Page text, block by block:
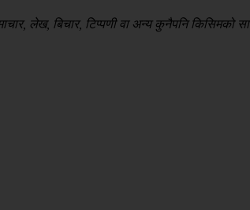
लेख, बिचार, टिप्पणी वा अन्य कुनैपनि किसिमको